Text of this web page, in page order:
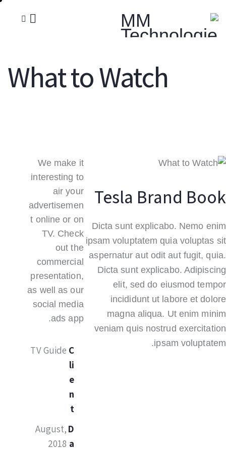
What to Watch
Tesla Brand Book
Dicta sunt explicabo. Nemo enim
ipsam voluptatem quia voluptas sit
aspernatur aut odit aut fugit, quia.
Dicta sunt explicabo. Adipiscing
elit, sed do eiusmod tempor
incididunt ut labore et dolore
magna aliqua. Ut enim minim
veniam quis nostrud exercitation
ipsam voluptatem.
We make it
interesting to
air your
advertisemen
t online or on
TV. Check
out the
commercial
presentation,
as well as our
social media
ads app.
C
li
e
n
t
TV Guide
D
a
August,
2018